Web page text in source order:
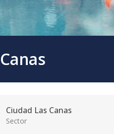
Ciudad Las Canas
Sector